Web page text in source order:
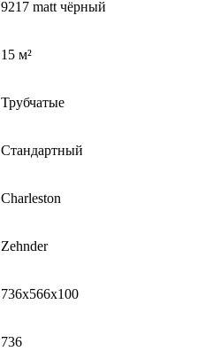
9217 matt чёрный
15 м²
Трубчатые
Стандартный
Charleston
Zehnder
736x566x100
736